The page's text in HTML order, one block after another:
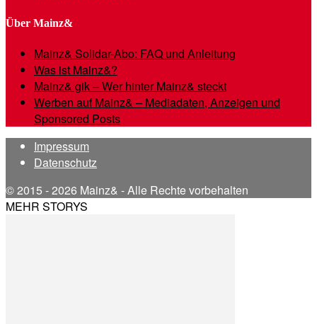
Über Mainz&
Mainz& Solidar-Abo: FAQ und Anleitung
Was ist Mainz&?
Mainz& gik – Wer hinter Mainz& steckt
Werben auf Mainz& – Mediadaten, Anzeigen und
Sponsored Posts
Impressum
Datenschutz
© 2015 - 2026 Mainz& - Alle Rechte vorbehalten
MEHR STORYS